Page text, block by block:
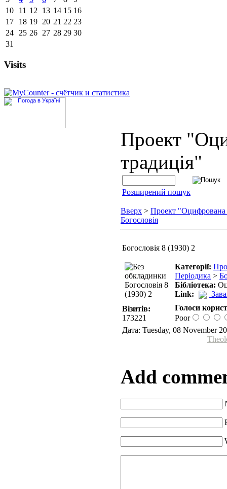
10
11 12 13 14 15 16
17
18 19 20 21 22 23
24
25 26 27 28 29 30
31
Visits
Проект
традиція"
Розширений пошук
Вверх > Проект
Богословія
Богословія 8 (1930) 2
Категорії:
Періодика >
Бібліотека:
Link:
Візитів:
173221
Голоси
Poor
Дата: Tuesday, 08 November
Add